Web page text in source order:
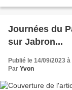
Journées du
sur Jabron...
Publié le 14/09/2023 à
Par Yvon